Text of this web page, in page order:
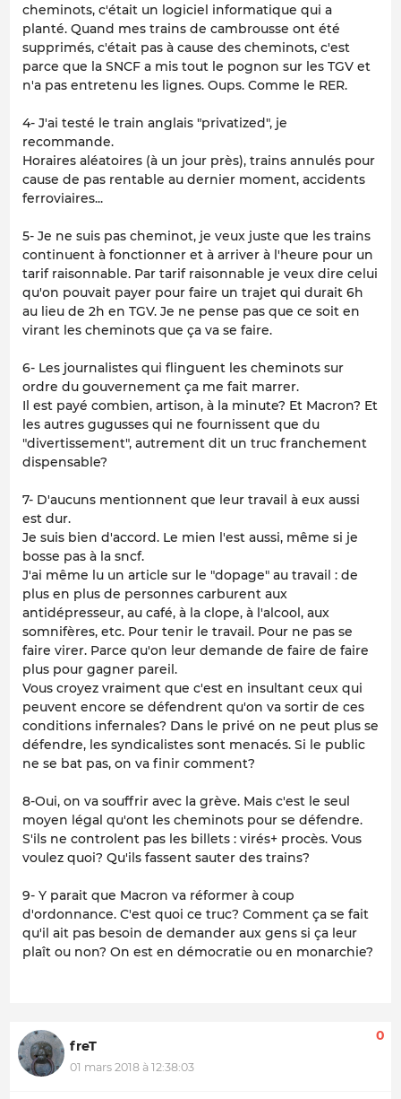
cheminots, c'était un logiciel informatique qui a
planté. Quand mes trains de cambrousse ont été
supprimés, c'était pas à cause des cheminots, c'est
parce que la SNCF a mis tout le pognon sur les TGV et
n'a pas entretenu les lignes. Oups. Comme le RER.
4- J'ai testé le train anglais "privatized", je
recommande.
Horaires aléatoires (à un jour près), trains annulés pour
cause de pas rentable au dernier moment, accidents
ferroviaires...
5- Je ne suis pas cheminot, je veux juste que les trains
continuent à fonctionner et à arriver à l'heure pour un
tarif raisonnable. Par tarif raisonnable je veux dire celui
qu'on pouvait payer pour faire un trajet qui durait 6h
au lieu de 2h en TGV. Je ne pense pas que ce soit en
virant les cheminots que ça va se faire.
6- Les journalistes qui flinguent les cheminots sur
ordre du gouvernement ça me fait marrer.
Il est payé combien, artison, à la minute? Et Macron? Et
les autres gugusses qui ne fournissent que du
"divertissement", autrement dit un truc franchement
dispensable?
7- D'aucuns mentionnent que leur travail à eux aussi
est dur.
Je suis bien d'accord. Le mien l'est aussi, même si je
bosse pas à la sncf.
J'ai même lu un article sur le "dopage" au travail : de
plus en plus de personnes carburent aux
antidépresseur, au café, à la clope, à l'alcool, aux
somnifères, etc. Pour tenir le travail. Pour ne pas se
faire virer. Parce qu'on leur demande de faire de faire
plus pour gagner pareil.
Vous croyez vraiment que c'est en insultant ceux qui
peuvent encore se défendrent qu'on va sortir de ces
conditions infernales? Dans le privé on ne peut plus se
défendre, les syndicalistes sont menacés. Si le public
ne se bat pas, on va finir comment?
8-Oui, on va souffrir avec la grève. Mais c'est le seul
moyen légal qu'ont les cheminots pour se défendre.
S'ils ne controlent pas les billets : virés+ procès. Vous
voulez quoi? Qu'ils fassent sauter des trains?
9- Y parait que Macron va réformer à coup
d'ordonnance. C'est quoi ce truc? Comment ça se fait
qu'il ait pas besoin de demander aux gens si ça leur
plaît ou non? On est en démocratie ou en monarchie?
freT
01 mars 2018 à 12:38:03
0